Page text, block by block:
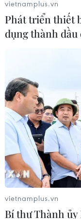
Phó Tổng Biên tập:
THỦY
Sở hữu trí tuệ
RSS
Ngôn ngữ
Dịch vụ tin
Liên hệ
vietnamplus.vn
Phát triển thiết
dụng thành dầu
vietnamplus.vn
Bí thư Thành